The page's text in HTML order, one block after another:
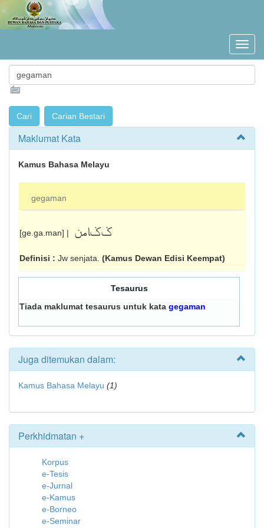
Maklumat Kata
Kamus Bahasa Melayu
gegaman
[ge.ga.man] | ݢݢامن
Definisi : Jw senjata. (Kamus Dewan Edisi Keempat)
Tesaurus
Tiada maklumat tesaurus untuk kata gegaman
Juga ditemukan dalam:
Kamus Bahasa Melayu (1)
Perkhidmatan +
Korpus
e-Tesis
e-Jurnal
e-Kamus
e-Borneo
e-Seminar